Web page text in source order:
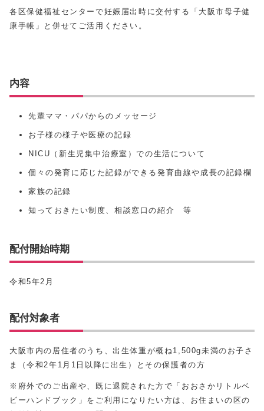
各区保健福祉センターで妊娠届出時に交付する「大阪市母子健
康手帳」と併せてご活用ください。
内容
先輩ママ・パパからのメッセージ
お子様の様子や医療の記録
NICU（新生児集中治療室）での生活について
個々の発育に応じた記録ができる発育曲線や成長の記録欄
家族の記録
知っておきたい制度、相談窓口の紹介 等
配付開始時期
令和5年2月
配付対象者
大阪市内の居住者のうち、出生体重が概ね1,500g未満のお子さ
ま（令和2年1月1日以降に出生）とその保護者の方
※府外でのご出産や、既に退院された方で「おおさかリトルベ
ビーハンドブック」をご利用になりたい方は、お住まいの区の